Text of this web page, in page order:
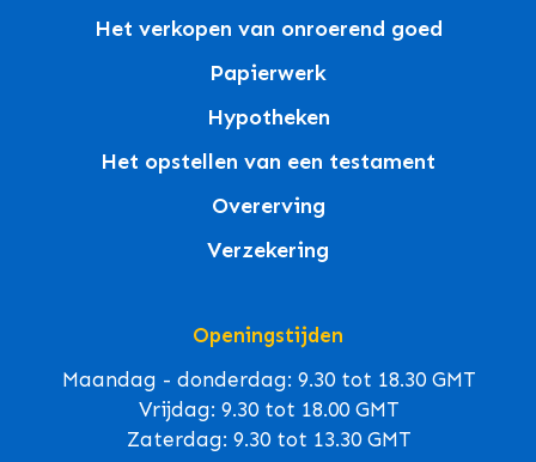
Het verkopen van onroerend goed
Papierwerk
Hypotheken
Het opstellen van een testament
Overerving
Verzekering
Openingstijden
Maandag - donderdag: 9.30 tot 18.30 GMT
Vrijdag: 9.30 tot 18.00 GMT
Zaterdag: 9.30 tot 13.30 GMT